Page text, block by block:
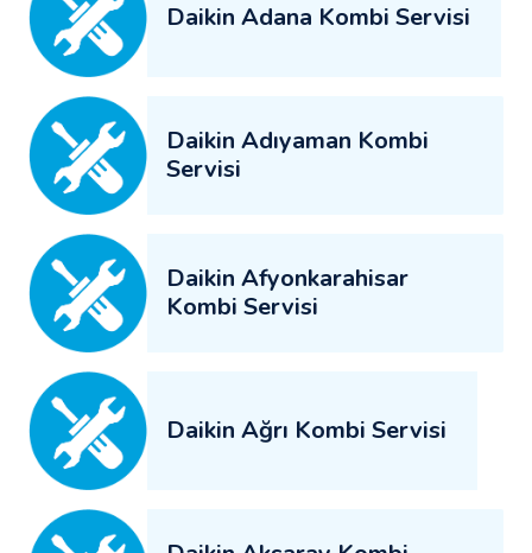
Daikin Adana Kombi Servisi
Daikin Adıyaman Kombi
Servisi
Daikin Afyonkarahisar
Kombi Servisi
Daikin Ağrı Kombi Servisi